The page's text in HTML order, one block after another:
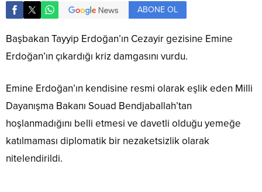
ABONE OL
Başbakan Tayyip Erdoğan’ın Cezayir gezisine Emine
Erdoğan’ın çıkardığı kriz damgasını vurdu.
Emine Erdoğan’ın kendisine resmi olarak eşlik eden Milli
Dayanışma Bakanı Souad Bendjaballah’tan
hoşlanmadığını belli etmesi ve davetli olduğu yemeğe
katılmaması diplomatik bir nezaketsizlik olarak
nitelendirildi.